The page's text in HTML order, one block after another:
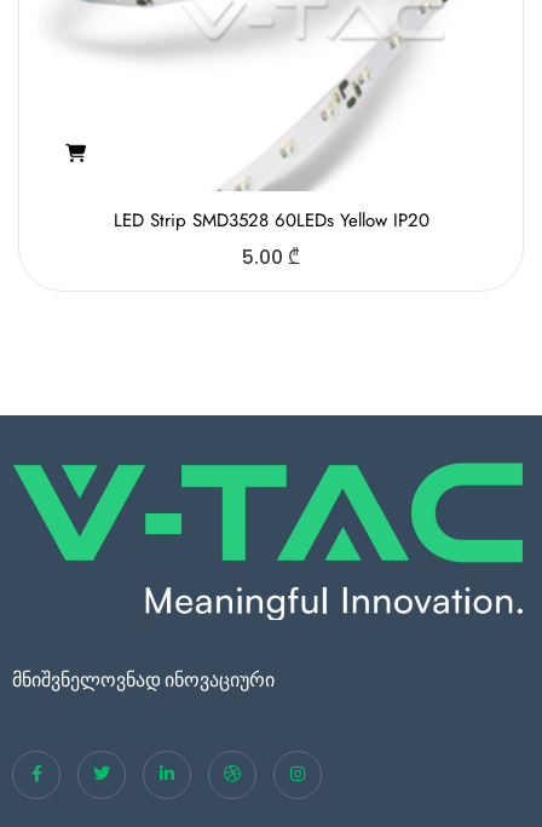
LED Strip SMD3528 60LEDs Yellow IP20
5.00 ₾
მნიშვნელოვნად ინოვაციური